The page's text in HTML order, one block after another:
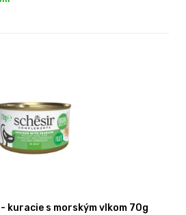
kuracie s morským vlkom 70g